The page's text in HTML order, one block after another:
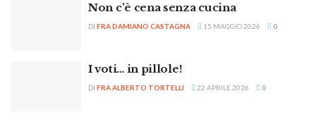
Non c’è cena senza cucina
DI FRA DAMIANO CASTAGNA 15 MAGGIO 2026 0
I voti… in pillole!
DI FRA ALBERTO TORTELLI 22 APRILE 2026 0